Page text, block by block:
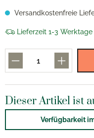
Versandkostenfreie
Lieferzeit 1-3 Werktage
Dieser Artikel ist
Verfügbarkeit